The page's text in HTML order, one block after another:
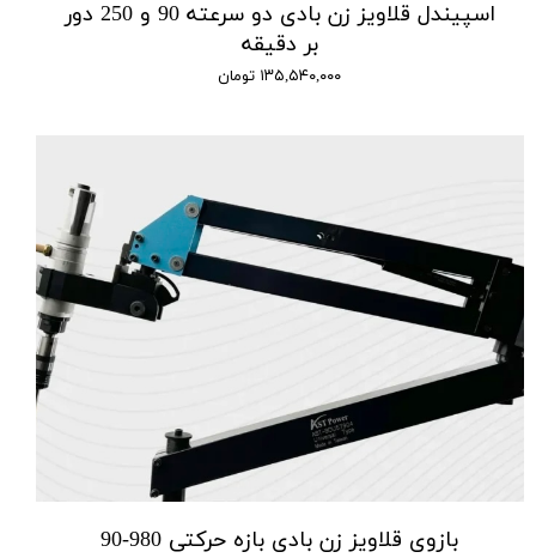
اسپیندل قلاویز زن بادی دو سرعته 90 و 250 دور
بر دقیقه
۱۳۵,۵۴۰,۰۰۰ تومان
بازوی قلاویز زن بادی بازه حرکتی 980-90